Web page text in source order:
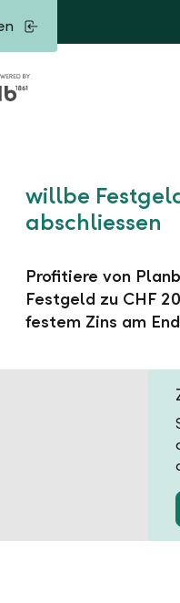
willbe
abschliessen
Profitiere von
Festgeld zu CHF
festem Zins am